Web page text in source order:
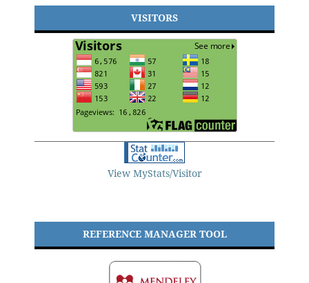
VISITORS
View MyStats/Visitor
REFERENCE MANAGER TOOL